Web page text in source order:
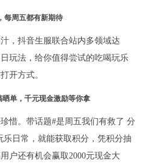
每周五都有新期待
，抖音生服联合站内多领域达
玩法，给你值得尝试的吃喝玩乐
开方式。
单，千元现金激励等你拿
惜。带话题#是周五我们有救了 分
日常，就能获取积分，凭积分抽
户还有机会赢取2000元现金大